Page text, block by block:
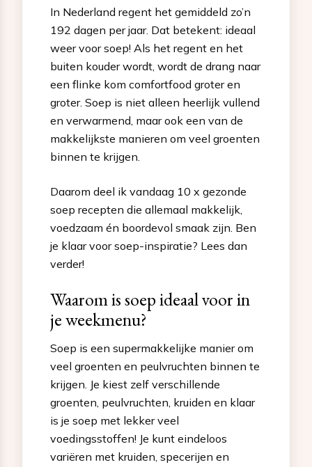
In Nederland regent het gemiddeld zo’n
192 dagen per jaar. Dat betekent: ideaal
weer voor soep! Als het regent en het
buiten kouder wordt, wordt de drang naar
een flinke kom comfortfood groter en
groter. Soep is niet alleen heerlijk vullend
en verwarmend, maar ook een van de
makkelijkste manieren om veel groenten
binnen te krijgen.
Daarom deel ik vandaag 10 x gezonde
soep recepten die allemaal makkelijk,
voedzaam én boordevol smaak zijn. Ben
je klaar voor soep-inspiratie? Lees dan
verder!
Waarom is soep ideaal voor in
je weekmenu?
Soep is een supermakkelijke manier om
veel groenten en peulvruchten binnen te
krijgen. Je kiest zelf verschillende
groenten, peulvruchten, kruiden en klaar
is je soep met lekker veel
voedingsstoffen! Je kunt eindeloos
variëren met kruiden, specerijen en